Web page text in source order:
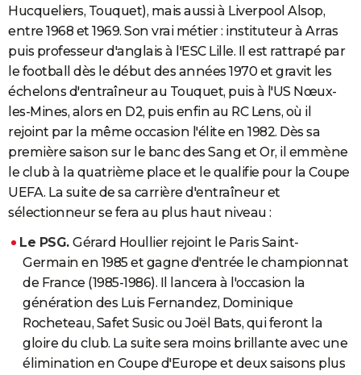
Hucqueliers, Touquet), mais aussi à Liverpool Alsop,
entre 1968 et 1969. Son vrai métier : instituteur à Arras
puis professeur d'anglais à l'ESC Lille. Il est rattrapé par
le football dès le début des années 1970 et gravit les
échelons d'entraîneur au Touquet, puis à l'US Nœux-
les-Mines, alors en D2, puis enfin au RC Lens, où il
rejoint par la même occasion l'élite en 1982. Dès sa
première saison sur le banc des Sang et Or, il emmène
le club à la quatrième place et le qualifie pour la Coupe
UEFA. La suite de sa carrière d'entraîneur et
sélectionneur se fera au plus haut niveau :
Le PSG.Gérard Houllier rejoint le Paris Saint-
Germain en 1985 et gagne d'entrée le championnat
de France (1985-1986). Il lancera à l'occasion la
génération des Luis Fernandez, Dominique
Rocheteau, Safet Susic ou Joël Bats, qui feront la
gloire du club. La suite sera moins brillante avec une
élimination en Coupe d'Europe et deux saisons plus